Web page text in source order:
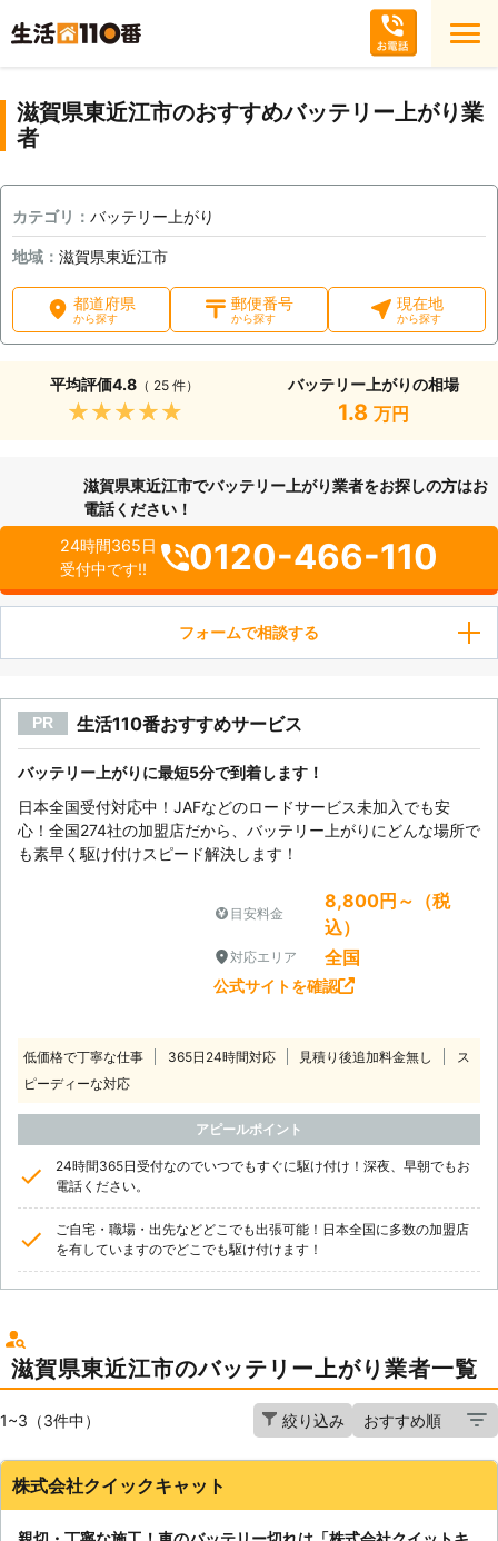
滋賀県東近江市のおすすめバッテリー上がり業
者
カテゴリ： バッテリー上がり
地域： 滋賀県東近江市
都道府県
から探す
郵便番号
から探す
現在地
から探す
平均評価4.8 （ 25 件）
★★★★★
バッテリー上がりの相場
1.8 万円
滋賀県東近江市でバッテリー上がり業者をお探しの方はお
電話ください！
24時間365日
受付中です!!
0120-466-110
フォームで相談する
PR 生活110番おすすめサービス
バッテリー上がりに最短5分で到着します！
日本全国受付対応中！JAFなどのロードサービス未加入でも安
心！全国274社の加盟店だから、バッテリー上がりにどんな場所で
も素早く駆け付けスピード解決します！
目安料金
8,800円～（税
込）
対応エリア 全国
公式サイトを確認
低価格で丁寧な仕事 365日24時間対応 見積り後追加料金無し
ス
ピーディーな対応
アピールポイント
24時間365日受付なのでいつでもすぐに駆け付け！深夜、早朝でもお
電話ください。
ご自宅・職場・出先などどこでも出張可能！日本全国に多数の加盟店
を有していますのでどこでも駆け付けます！
滋賀県東近江市のバッテリー上がり業者一覧
1~3（3件中） 絞り込み
株式会社クイックキャット